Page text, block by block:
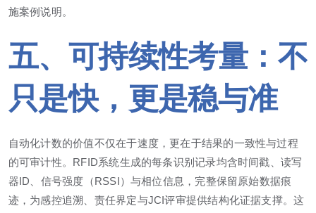
施案例说明。
五、可持续性考量：不
只是快，更是稳与准
自动化计数的价值不仅在于速度，更在于结果的一致性与过程
的可审计性。RFID系统生成的每条识别记录均含时间戳、读写
器ID、信号强度（RSSI）与相位信息，完整保留原始数据痕
迹，为感控追溯、责任界定与JCI评审提供结构化证据支撑。这